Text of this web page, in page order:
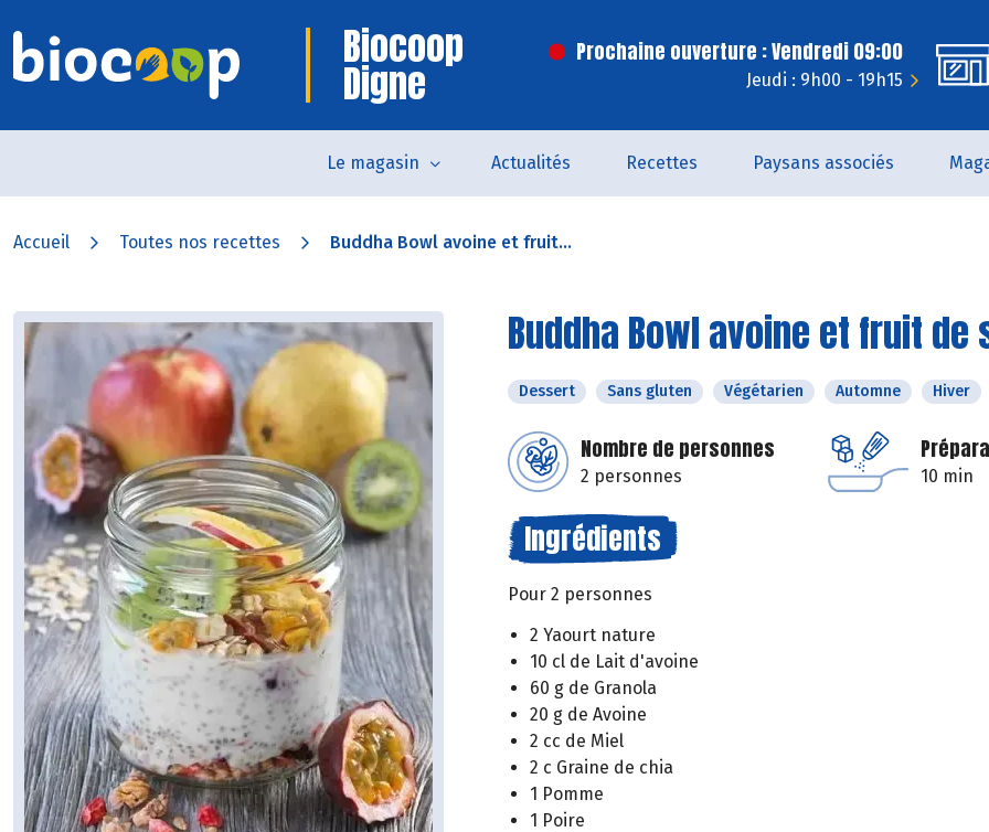
Biocoop
Digne
Prochaine ouverture : Vendredi 09:00
Jeudi : 9h00 - 19h15
Le magasin Actualités Recettes Paysans associés
Accueil Toutes nos recettes Buddha Bowl avoine et fruit...
Buddha Bowl avoine et fruit de
Dessert Sans gluten Végétarien Automne Hiver
Nombre de personnes
2 personnes 10 min
Ingrédients
Pour 2 personnes
2 Yaourt nature
10 cl de Lait d'avoine
60 g de Granola
20 g de Avoine
2 cc de Miel
2 c Graine de chia
1 Pomme
1 Poire